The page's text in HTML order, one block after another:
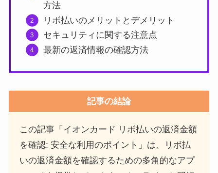
方法
リボ払いのメリットとデメリット
セキュリティに関する注意点
最新の返済情報の確認方法
記事の結論
この記事「イオンカード リボ払いの返済金額
を確認: 安全な利用のポイント」は、リボ払
いの返済金額を確認するための多角的なアプ